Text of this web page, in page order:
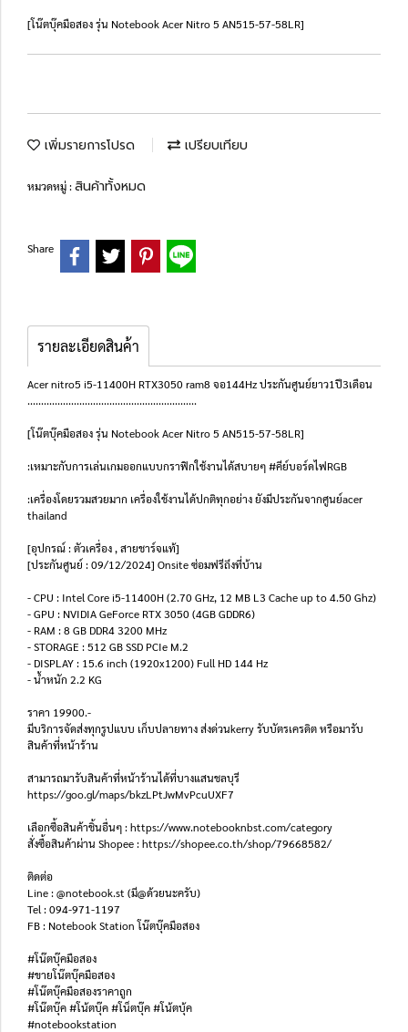
[โน๊ตบุ๊คมือสอง รุ่น Notebook Acer Nitro 5 AN515-57-58LR]
เพิ่มรายการโปรด เปรียบเทียบ
หมวดหมู่ :สินค้าทั้งหมด
Share
รายละเอียดสินค้า
Acer nitro5 i5-11400H RTX3050 ram8 จอ144Hz ประกันศูนย์ยาว1ปี3เดือน
..............................................................
[โน๊ตบุ๊คมือสอง รุ่น Notebook Acer Nitro 5 AN515-57-58LR]
:เหมาะกับการเล่นเกมออกแบบกราฟิกใช้งานได้สบายๆ #คีย์บอร์ดไฟRGB
:เครื่องโดยรวมสวยมาก เครื่องใช้งานได้ปกติทุกอย่าง ยังมีประกันจากศูนย์acer
thailand
[อุปกรณ์ : ตัวเครื่อง , สายชาร์จแท้]
[ประกันศูนย์ : 09/12/2024] Onsite ซ่อมฟรีถึงที่บ้าน
- CPU : Intel Core i5-11400H (2.70 GHz, 12 MB L3 Cache up to 4.50 Ghz)
- GPU : NVIDIA GeForce RTX 3050 (4GB GDDR6)
- RAM : 8 GB DDR4 3200 MHz
- STORAGE : 512 GB SSD PCIe M.2
- DISPLAY : 15.6 inch (1920x1200) Full HD 144 Hz
- น้ำหนัก 2.2 KG
ราคา 19900.-
มีบริการจัดส่งทุกรูปแบบ เก็บปลายทาง ส่งด่วนkerry รับบัตรเครดิต หรือมารับ
สินค้าที่หน้าร้าน
สามารถมารับสินค้าที่หน้าร้านได้ที่บางแสนชลบุรี
https://goo.gl/maps/bkzLPtJwMvPcuUXF7
เลือกซื้อสินค้าชิ้นอื่นๆ : https://www.notebooknbst.com/category
สั่งซื้อสินค้าผ่าน Shopee : https://shopee.co.th/shop/79668582/
ติดต่อ
Line : @notebook.st (มี@ด้วยนะครับ)
Tel : 094-971-1197
FB : Notebook Station โน๊ตบุ๊คมือสอง
#โน๊ตบุ๊คมือสอง
#ขายโน๊ตบุ๊คมือสอง
#โน๊ตบุ๊คมือสองราคาถูก
#โน๊ตบุ๊ค #โน้ตบุ๊ค #โน็ตบุ๊ค #โน้ตบุ้ค
#notebookstation